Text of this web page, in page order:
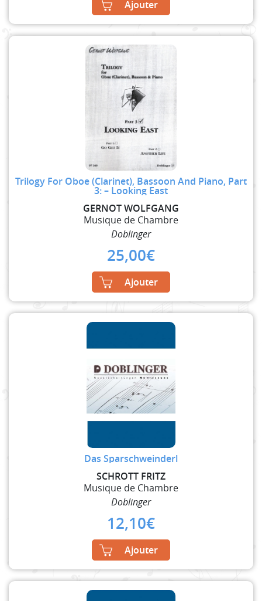
Ajouter
Trilogy For Oboe (Clarinet), Bassoon And Piano, Part
3: – Looking East
GERNOT WOLFGANG
Musique de Chambre
Doblinger
25,00€
Ajouter
Das Sparschweinderl
SCHROTT FRITZ
Musique de Chambre
Doblinger
12,10€
Ajouter